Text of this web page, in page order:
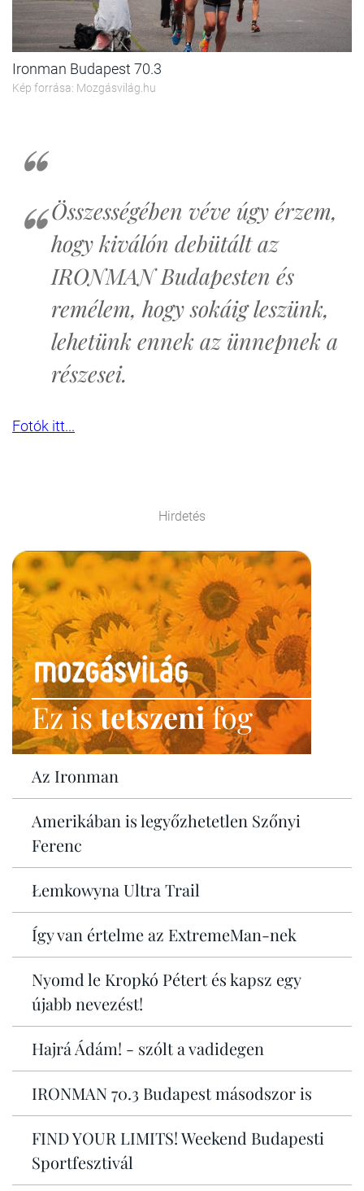
Ironman Budapest 70.3
Kép forrása: Mozgásvilág.hu
Összességében véve úgy érzem,
hogy kiválón debütált az
IRONMAN Budapesten és
remélem, hogy sokáig leszünk,
lehetünk ennek az ünnepnek a
részesei.
Fotók itt...
Hirdetés
Ez istetszenifog
Az Ironman
Amerikában is legyőzhetetlen Szőnyi
Ferenc
Łemkowyna Ultra Trail
Így van értelme az ExtremeMan-nek
Nyomd le Kropkó Pétert és kapsz egy
újabb nevezést!
Hajrá Ádám! - szólt a vadidegen
IRONMAN 70.3 Budapest másodszor is
FIND YOUR LIMITS! Weekend Budapesti
Sportfesztivál